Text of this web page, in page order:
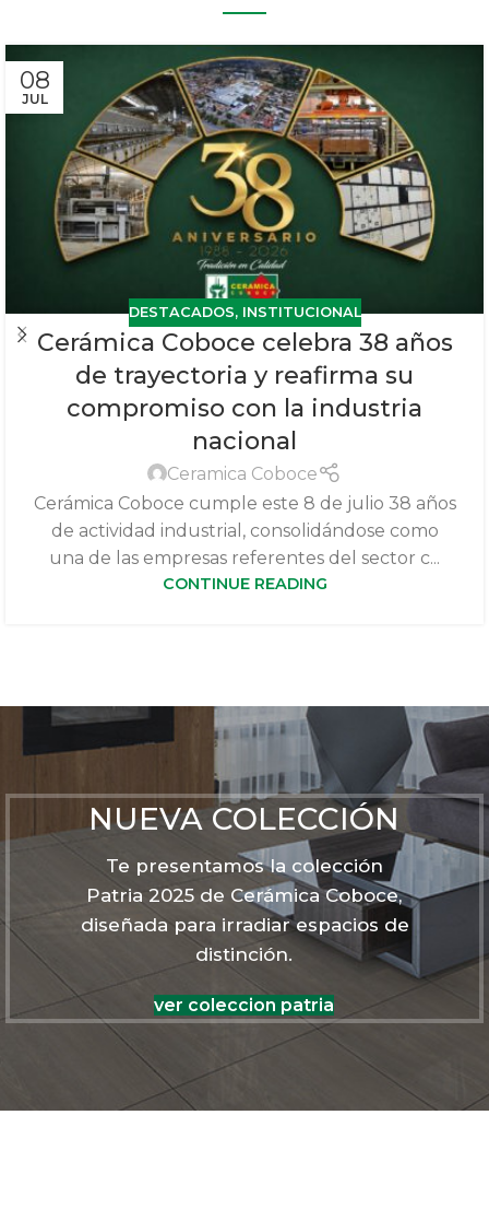
08
JUL
DESTACADOS, INSTITUCIONAL
Cerámica Coboce celebra 38 años
de trayectoria y reafirma su
compromiso con la industria
nacional
Ceramica Coboce
Cerámica Coboce cumple este 8 de julio 38 años
de actividad industrial, consolidándose como
una de las empresas referentes del sector c...
CONTINUE READING
NUEVA COLECCIÓN
Te presentamos la colección
Patria 2025 de Cerámica Coboce,
diseñada para irradiar espacios de
distinción.
ver coleccion patria